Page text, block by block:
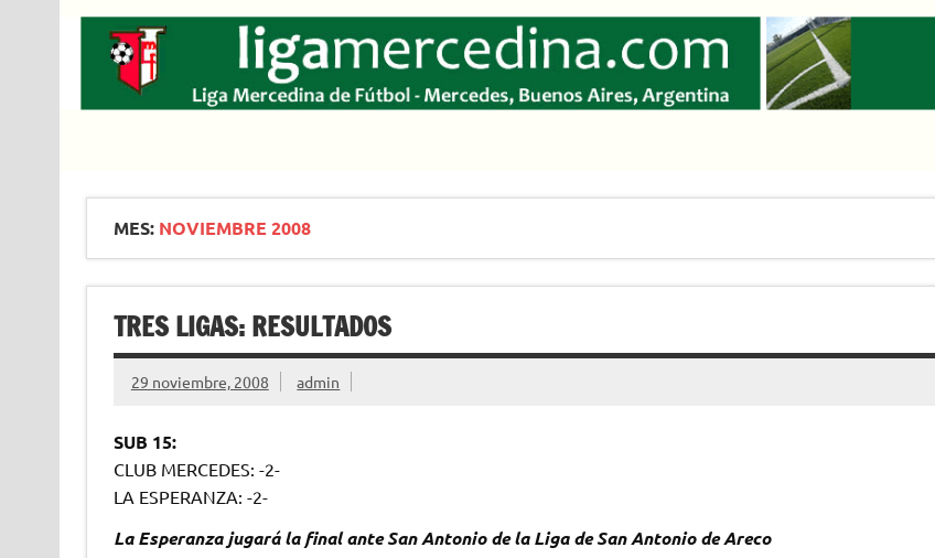
MES: NOVIEMBRE 2008
TRES LIGAS: RESULTADOS
29 noviembre, 2008 admin
SUB 15:
CLUB MERCEDES: -2-
LA ESPERANZA: -2-
La Esperanza jugará la final ante San Antonio de la Liga de San Antonio de Areco